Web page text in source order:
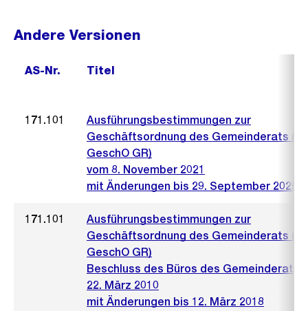
Andere Versionen
AS-Nr. Titel
171.101
Ausführungsbestimmungen zur
Geschäftsordnung des Gemeinderats
GeschO GR)
vom 8. November 2021
mit Änderungen bis 29. September 2025
171.101
Ausführungsbestimmungen zur
Geschäftsordnung des Gemeinderats
GeschO GR)
Beschluss des Büros des Gemeinderats
22. März 2010
mit Änderungen bis 12. März 2018